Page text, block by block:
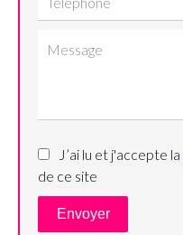
J’ai lu et j'accepte la
de ce site
Envoyer